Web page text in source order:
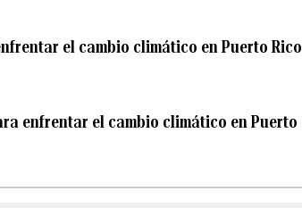
el cambio climático en Puerto Rico
enfrentar el cambio climático en Puerto